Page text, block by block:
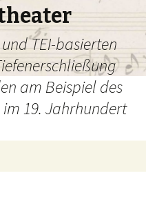
TEI-basierten
am Beispiel des
19. Jahrhundert